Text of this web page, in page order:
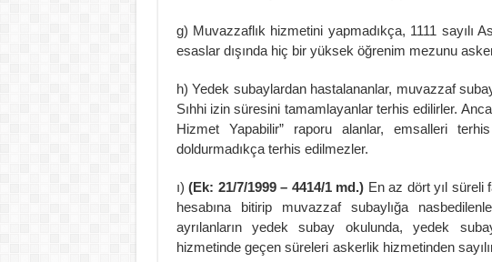
g) Muvazzaflık hizmetini yapmadıkça, 1111 sayılı
esaslar dışında hiç bir yüksek öğrenim mezunu
h) Yedek subaylardan hastalananlar, muvazzaf
Sıhhi izin süresini tamamlayanlar terhis edilirler.
Hizmet Yapabilir” raporu alanlar, emsalleri
doldurmadıkça terhis edilmezler.
ı)(Ek: 21/7/1999 – 4414/1 md.) En az dört yıl süreli
hesabına bitirip muvazzaf subaylığa
ayrılanların yedek subay okulunda, yedek
hizmetinde geçen süreleri askerlik hizmetinden